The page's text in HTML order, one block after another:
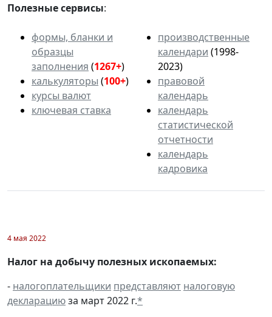
Полезные сервисы:
формы, бланки и
образцы
заполнения (1267+)
калькуляторы (100+)
курсы валют
ключевая ставка
производственные
календари (1998-
2023)
правовой
календарь
календарь
статистической
отчетности
календарь
кадровика
4 мая 2022
Налог на добычу полезных ископаемых:
- налогоплательщики представляют налоговую
декларациюза март 2022 г.*